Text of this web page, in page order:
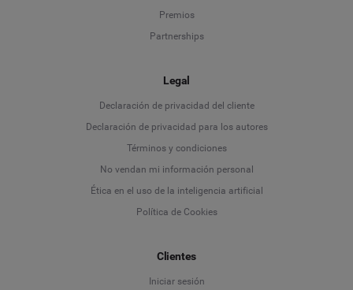
Premios
Partnerships
Legal
Declaración de privacidad del cliente
Declaración de privacidad para los autores
Términos y condiciones
No vendan mi información personal
Ética en el uso de la inteligencia artificial
Política de Cookies
Clientes
Iniciar sesión